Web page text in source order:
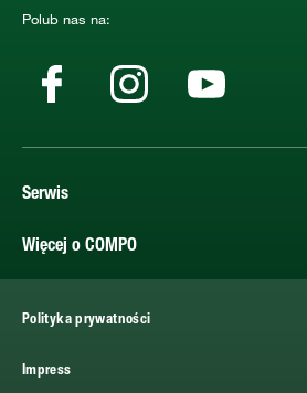
Polub nas na:
Serwis
Więcej o COMPO
Polityka prywatności
Impress